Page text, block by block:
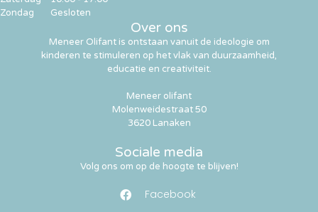
Sociale media
Volg ons om op de hoogte te blijven!
Facebook
Over ons
Meneer Olifant is ontstaan vanuit de ideologie om
kinderen te stimuleren op het vlak van duurzaamheid,
educatie en creativiteit.
Meneer olifant
Molenweidestraat 50
3620 Lanaken
Zondag
Gesloten